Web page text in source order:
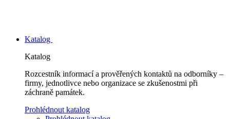
Katalog
Katalog
Rozcestník informací a prověřených kontaktů na odborníky –
firmy, jednotlivce nebo organizace se zkušenostmi při
záchraně památek.
Prohlédnout katalog